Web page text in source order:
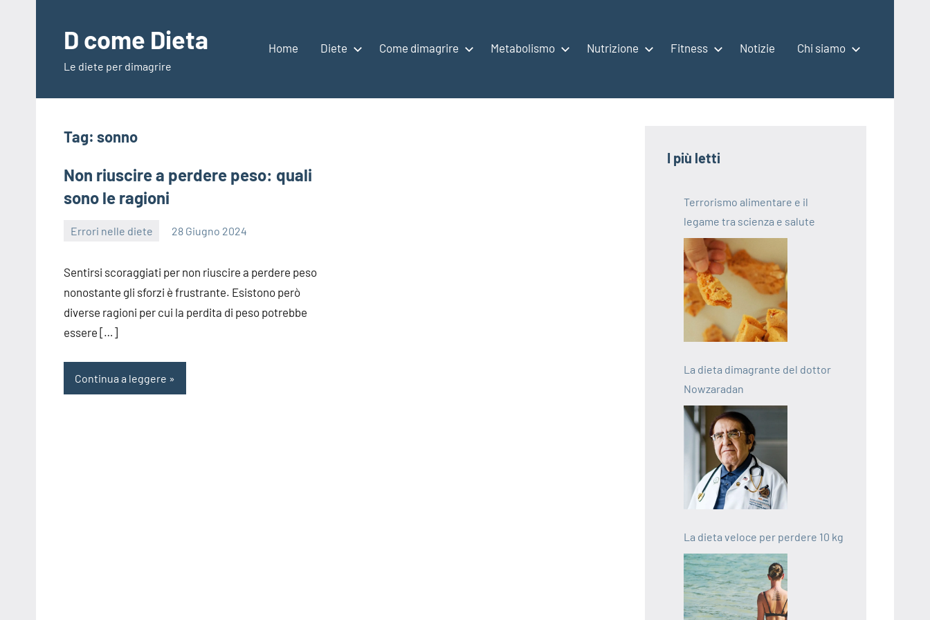
contenutoD come Dieta
Le diete per dimagrire
Home Diete Come dimagrire Metabolismo Nutrizione Fitness Notizie Chi siamo
Tag: sonno
Non riuscire a perdere peso: quali
sono le ragioni
Errori nelle diete 28 Giugno 2024
Sentirsi scoraggiati per non riuscire a perdere peso
nonostante gli sforzi è frustrante. Esistono però
diverse ragioni per cui la perdita di peso potrebbe
essere […]
Continua a leggere
I più letti
Terrorismo alimentare e il
legame tra scienza e salute
La dieta dimagrante del dottor
Nowzaradan
La dieta veloce per perdere 10 kg